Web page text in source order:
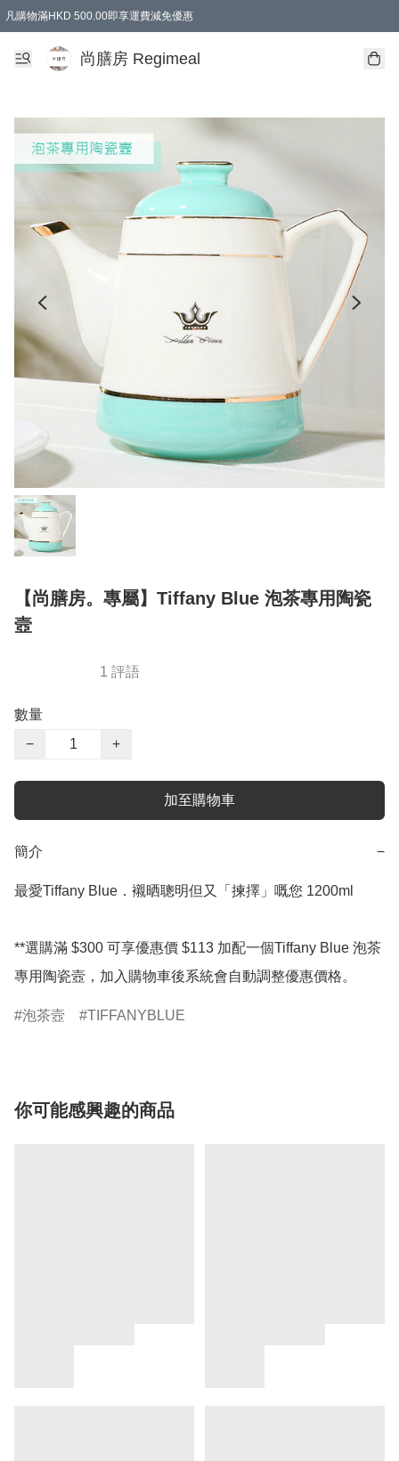
凡購物滿HKD 500.00即享運費減免優惠
尚膳房 Regimeal
【尚膳房。專屬】Tiffany Blue 泡茶專用陶瓷
壼
1 評語
數量
−
+
加至購物車
簡介 −
最愛Tiffany Blue．襯晒聰明但又「揀擇」嘅您 1200ml
**選購滿 $300 可享優惠價 $113 加配一個Tiffany Blue 泡茶
專用陶瓷壼，加入購物車後系統會自動調整優惠價格。
泡茶壼 TIFFANYBLUE
你可能感興趣的商品